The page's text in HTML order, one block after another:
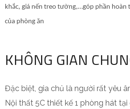
khắc, giá nến treo tường,…góp phần hoàn
của phòng ăn
KHÔNG GIAN
Đặc biệt, gia chủ là người rất yêu
Nội thất 5C thiết kế 1 phòng hát